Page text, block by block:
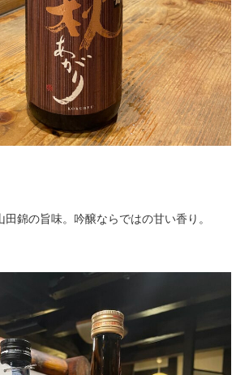
錦の旨味。吟醸ならではの甘い香り。